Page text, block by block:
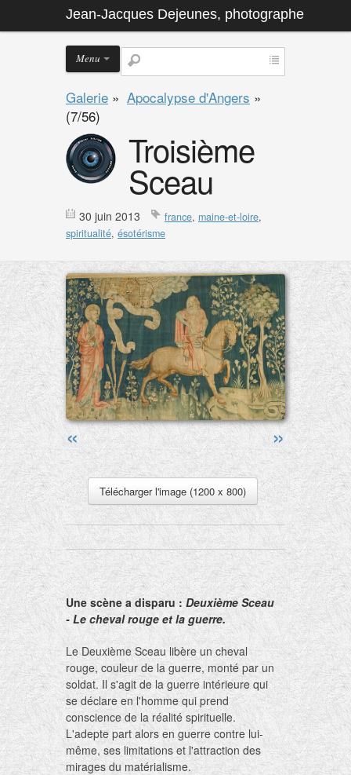
Jean-Jacques Dejeunes, photographe
Menu
Galerie » Apocalypse d'Angers »
(7/56)
Troisième
Sceau
30 juin 2013 france, maine-et-loire,
spiritualité, ésotérisme
»
«
Télécharger l'image (1200 x 800)
Une scène a disparu : Deuxième Sceau
- Le cheval rouge et la guerre.
Le Deuxième Sceau libère un cheval
rouge, couleur de la guerre, monté par un
soldat. Il s'agit de la guerre intérieure qui
se déclare en l'homme qui prend
conscience de la réalité spirituelle.
L'adepte part alors en guerre contre lui-
même, ses limitations et l'attraction des
mirages du matérialisme.